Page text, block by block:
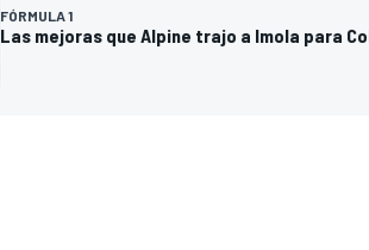
FÓRMULA 1
Las mejoras que Alpine trajo a Imola para